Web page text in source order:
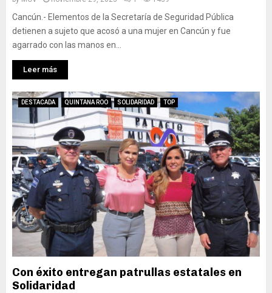
Cancún.- Elementos de la Secretaría de Seguridad Pública
detienen a sujeto que acosó a una mujer en Cancún y fue
agarrado con las manos en...
Leer más
DESTACADA QUINTANA ROO SOLIDARIDAD TOP
Con éxito entregan patrullas estatales en
Solidaridad